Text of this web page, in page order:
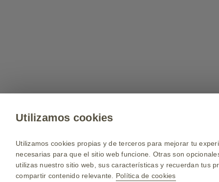
Utilizamos cookies
Utilizamos cookies propias y de terceros para mejorar tu
necesarias para que el sitio web funcione. Otras son
utilizas nuestro sitio web, sus características y recuerdan tus
compartir contenido relevante. Política de cookies